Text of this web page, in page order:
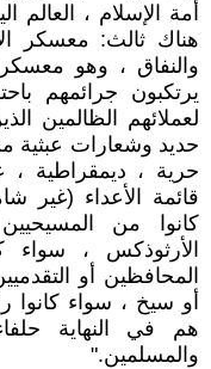
أمة الإسلام ،
هناك ثالث: معسكر
والنفاق ، وهو معسكر
يرتكبون جرائمهم
لعملائهم الظالمين
حديد وشعارات عبثية
حرية ، ديمقراطية ،
قائمة الأعداء (غير
كانوا من
الأرثوذكس ، سواء
المحافظين أو
أو سيخ ، سواء كانوا
هم في النهاية
والمسلمين."